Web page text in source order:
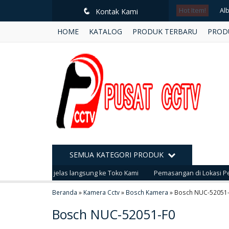
q Kontak Kami Hot Item!
HOME KATALOG PRODUK TERBARU
SEMUA KATEGORI PRODUK
yang jelas langsung ke Toko Kami Pemasangan di Lokasi
Beranda » Kamera Cctv» Bosch Kamera » Bosch NUC-
Bosch NUC-52051-F0